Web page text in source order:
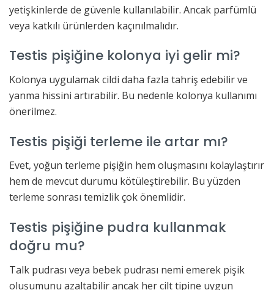
yetişkinlerde de güvenle kullanılabilir. Ancak parfümlü
veya katkılı ürünlerden kaçınılmalıdır.
Testis pişiğine kolonya iyi gelir mi?
Kolonya uygulamak cildi daha fazla tahriş edebilir ve
yanma hissini artırabilir. Bu nedenle kolonya kullanımı
önerilmez.
Testis pişiği terleme ile artar mı?
Evet, yoğun terleme pişiğin hem oluşmasını kolaylaştırır
hem de mevcut durumu kötüleştirebilir. Bu yüzden
terleme sonrası temizlik çok önemlidir.
Testis pişiğine pudra kullanmak
doğru mu?
Talk pudrası veya bebek pudrası nemi emerek pişik
oluşumunu azaltabilir ancak her cilt tipine uygun